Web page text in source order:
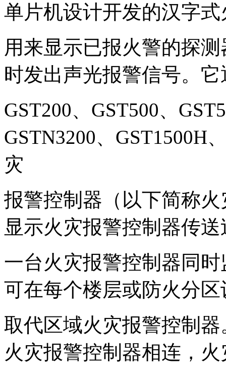
单片机设计开发的汉字
用来显示已报火警的探
时发出声光报警信号。
GST200、GST500、
GSTN3200、GST1500H
灾
报警控制器（以下简称
显示火灾报警控制器传
一台火灾报警控制器同
可在每个楼层或防火分
取代区域火灾报警控制
火灾报警控制器相连，